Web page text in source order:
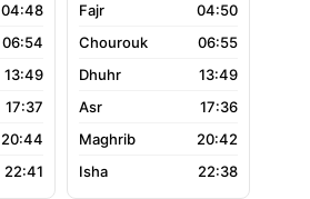
04:48
06:54
13:49
17:37
20:44
22:41
04:50
06:55
13:49
17:36
20:42
22:38